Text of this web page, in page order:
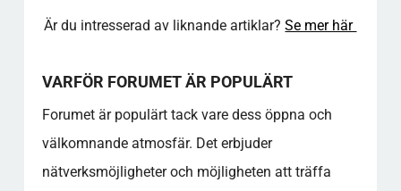
Är du intresserad av liknande artiklar?Se mer här
VARFÖR FORUMET ÄR POPULÄRT
Forumet är populärt tack vare dess öppna och
välkomnande atmosfär. Det erbjuder
nätverksmöjligheter och möjligheten att träffa